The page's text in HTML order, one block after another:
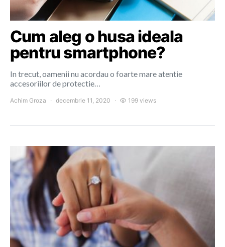
Cum aleg o husa ideala
pentru smartphone?
In trecut, oamenii nu acordau o foarte mare atentie
accesoriilor de protectie…
Achim Groza decembrie 11, 2020 199 views